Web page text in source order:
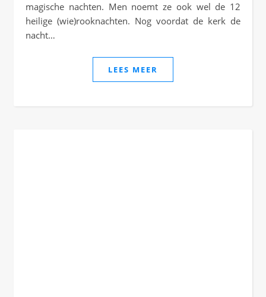
magische nachten. Men noemt ze ook wel de 12
heilige (wie)rooknachten. Nog voordat de kerk de
nacht…
LEES MEER